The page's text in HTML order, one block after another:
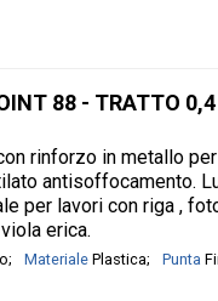
88 - TRATTO
rinforzo in metallo
antisoffocamento.
per lavori con riga ,
erica.
Materiale Plastica Punta